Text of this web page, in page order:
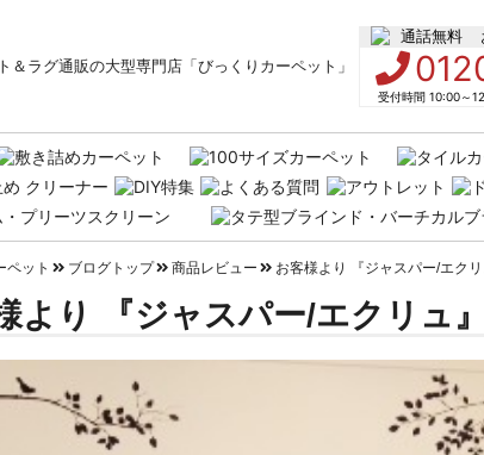
受付時間 10:00～
ペット ブログトップ 商品レビュー お客様より 『ジャスパー/エク
より 『ジャスパー/エクリュ